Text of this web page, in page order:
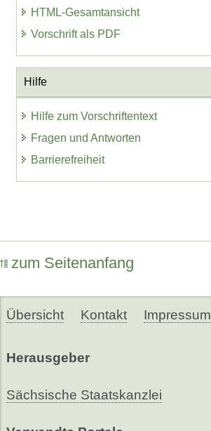
HTML-Gesamtansicht
Vorschrift als PDF
Hilfe
Hilfe zum Vorschriftentext
Fragen und Antworten
Barrierefreiheit
zum Seitenanfang
Übersicht Kontakt Impressum
Herausgeber
Sächsische Staatskanzlei